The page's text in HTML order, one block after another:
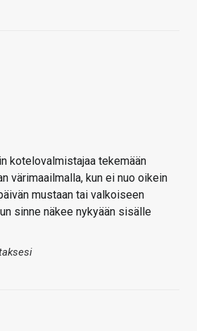
kotelovalmistajaa tekemään
värimaailmalla, kun ei nuo oikein
mustaan tai valkoiseen
sinne näkee nykyään sisälle